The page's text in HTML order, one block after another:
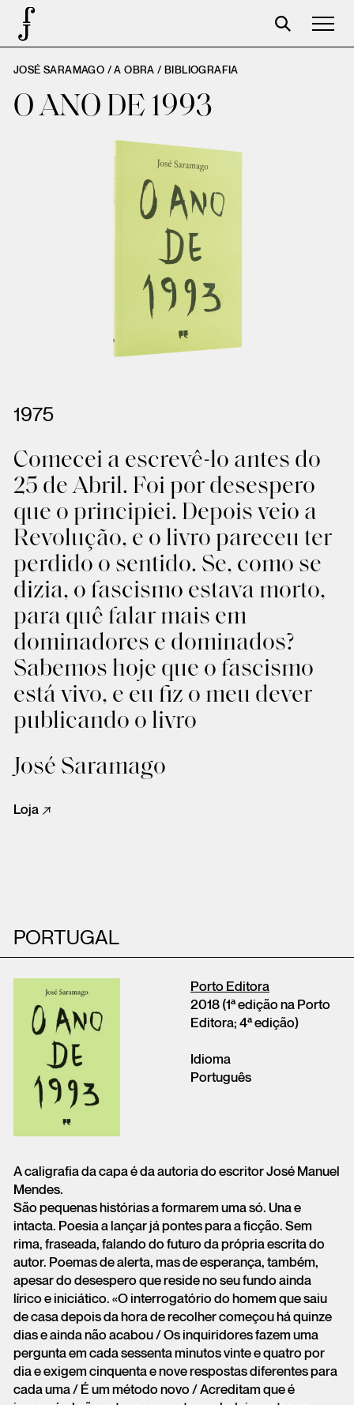
José Saramago
Programação
A Fundação
Centenário
JOSÉ SARAMAGO / A OBRA / BIBLIOGRAFIA
O ANO DE 1993
1975
Comecei a escrevê-lo antes do
25 de Abril. Foi por desespero
que o principiei. Depois veio a
Revolução, e o livro pareceu ter
perdido o sentido. Se, como se
dizia, o fascismo estava morto,
para quê falar mais em
dominadores e dominados?
Sabemos hoje que o fascismo
está vivo, e eu fiz o meu dever
publicando o livro
José Saramago
Loja
PORTUGAL
Porto Editora
2018 (1ª edição na Porto
Editora; 4ª edição)
Idioma
Português
A caligrafia da capa é da autoria do escritor José Manuel
Mendes.
São pequenas histórias a formarem uma só. Una e
intacta. Poesia a lançar já pontes para a ficção. Sem
rima, fraseada, falando do futuro da própria escrita do
autor. Poemas de alerta, mas de esperança, também,
apesar do desespero que reside no seu fundo ainda
lírico e iniciático. «O interrogatório do homem que saiu
de casa depois da hora de recolher começou há quinze
dias e ainda não acabou / Os inquiridores fazem uma
pergunta em cada sessenta minutos vinte e quatro por
dia e exigem cinquenta e nove respostas diferentes para
cada uma / É um método novo / Acreditam que é